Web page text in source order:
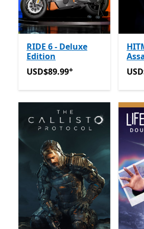
RIDE 6 - Deluxe
Edition
USD$89.99Avec des achats
USD$89.99+